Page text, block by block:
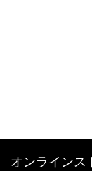
オンラインス